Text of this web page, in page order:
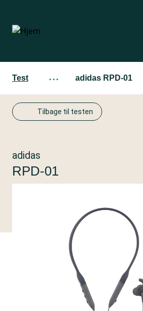
hovedindhold
Test ··· adidas RPD-01
Tilbage til testen
adidas
RPD-01